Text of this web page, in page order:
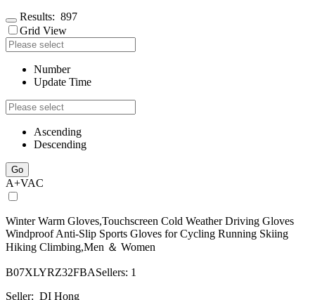
Results: 897
Grid View
Number
Update Time
Ascending
Descending
Go
A+VAC
Winter Warm Gloves,Touchscreen Cold Weather Driving Gloves
Windproof Anti-Slip Sports Gloves for Cycling Running Skiing
Hiking Climbing,Men ＆ Women
B07XLYRZ32FBASellers: 1
Seller: DI Hong